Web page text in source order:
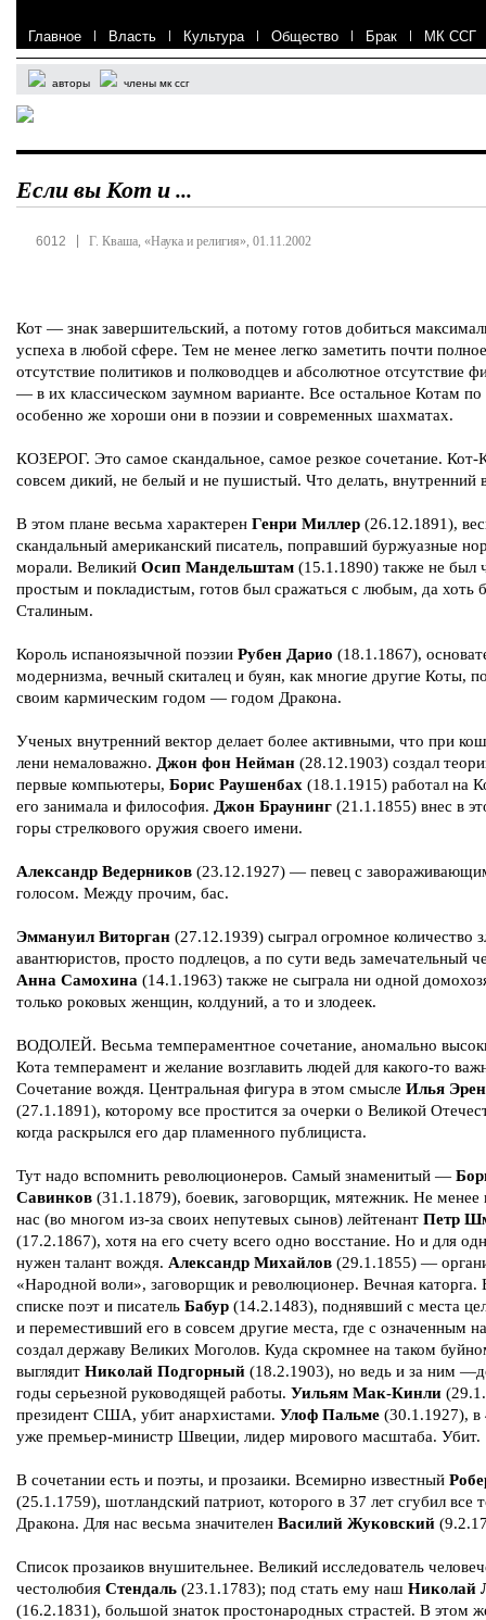
Главное | Власть | Культура | Общество | Брак | МК ССГ
авторы члены мк ссг
Если вы Кот и ...
6012 Г. Кваша, «Наука и религия», 01.11.2002
Кот — знак завершительский, а потому готов добиться
успеха в любой сфере. Тем не менее легко заметить почти полное
отсутствие политиков и полководцев и абсолютное отсутствие
— в их классическом заумном варианте. Все остальное Котам по
особенно же хороши они в поэзии и современных шахматах.
КОЗЕРОГ. Это самое скандальное, самое резкое сочетание. Кот-
совсем дикий, не белый и не пушистый. Что делать, внутренний
В этом плане весьма характерен Генри Миллер (26.12.1891),
скандальный американский писатель, поправший буржуазные
морали. Великий Осип Мандельштам (15.1.1890) также не был
простым и покладистым, готов был сражаться с любым, да хоть
Сталиным.
Король испаноязычной поэзии Рубен Дарио (18.1.1867),
модернизма, вечный скиталец и буян, как многие другие Коты,
своим кармическим годом — годом Дракона.
Ученых внутренний вектор делает более активными, что при
лени немаловажно. Джон фон Нейман (28.12.1903) создал
первые компьютеры, Борис Раушенбах (18.1.1915) работал на
его занимала и философия. Джон Браунинг (21.1.1855) внес в
горы стрелкового оружия своего имени.
Александр Ведерников (23.12.1927) — певец с
голосом. Между прочим, бас.
Эммануил Виторган (27.12.1939) сыграл огромное количество
авантюристов, просто подлецов, а по сути ведь замечательный
Анна Самохина (14.1.1963) также не сыграла ни одной
только роковых женщин, колдуний, а то и злодеек.
ВОДОЛЕЙ. Весьма темпераментное сочетание, аномально
Кота темперамент и желание возглавить людей для какого-то
Сочетание вождя. Центральная фигура в этом смысле Илья
(27.1.1891), которому все простится за очерки о Великой
когда раскрылся его дар пламенного публициста.
Тут надо вспомнить революционеров. Самый знаменитый —
Савинков (31.1.1879), боевик, заговорщик, мятежник. Не менее
нас (во многом из-за своих непутевых сынов) лейтенант Петр
(17.2.1867), хотя на его счету всего одно восстание. Но и для
нужен талант вождя. Александр Михайлов (29.1.1855) —
«Народной воли», заговорщик и революционер. Вечная каторга.
списке поэт и писатель Бабур (14.2.1483), поднявший с места
и переместивший его в совсем другие места, где с означенным
создал державу Великих Моголов. Куда скромнее на таком
выглядит Николай Подгорный (18.2.1903), но ведь и за ним
годы серьезной руководящей работы. Уильям Мак-Кинли
президент США, убит анархистами. Улоф Пальме (30.1.1927), в
уже премьер-министр Швеции, лидер мирового масштаба. Убит.
В сочетании есть и поэты, и прозаики. Всемирно известный
(25.1.1759), шотландский патриот, которого в 37 лет сгубил все
Дракона. Для нас весьма значителен Василий Жуковский
Список прозаиков внушительнее. Великий исследователь
честолюбия Стендаль (23.1.1783); под стать ему наш Николай
(16.2.1831), большой знаток простонародных страстей. В этом